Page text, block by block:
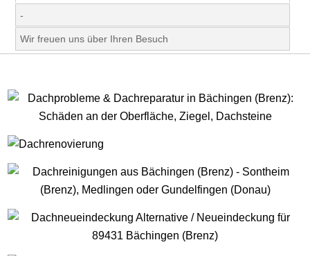
-
Wir freuen uns über Ihren Besuch